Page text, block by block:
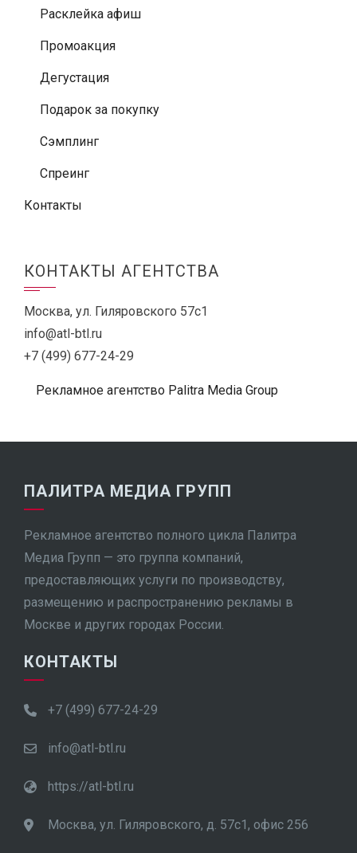
Расклейка афиш
Промоакция
Дегустация
Подарок за покупку
Сэмплинг
Спреинг
Контакты
КОНТАКТЫ АГЕНТСТВА
Москва, ул. Гиляровского 57с1
info@atl-btl.ru
+7 (499) 677-24-29
Рекламное агентство Palitra Media Group
ПАЛИТРА МЕДИА ГРУПП
Рекламное агентство полного цикла Палитра
Медиа Групп — это группа компаний,
предоставляющих услуги по производству,
размещению и распространению рекламы в
Москве и других городах России.
КОНТАКТЫ
+7 (499) 677-24-29
info@atl-btl.ru
https://atl-btl.ru
Москва, ул. Гиляровского, д. 57с1, офис 256